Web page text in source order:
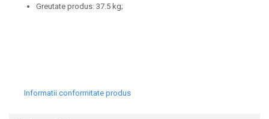
Greutate produs: 37.5 kg;
Informatii conformitate produs